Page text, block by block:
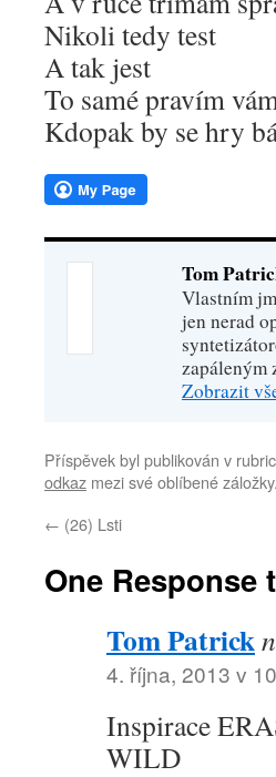
Nikoli tedy test
A tak jest
To samé pravím
Kdopak by se hry
Tom
Vlastním
jen nerad
zapáleným
Zobrazit
Příspěvek byl publikován v
odkaz mezi své oblíbené záložky.
← (26) Lsti
One Response
Tom Patrick
4. října, 2013 v
Inspirace
WILD